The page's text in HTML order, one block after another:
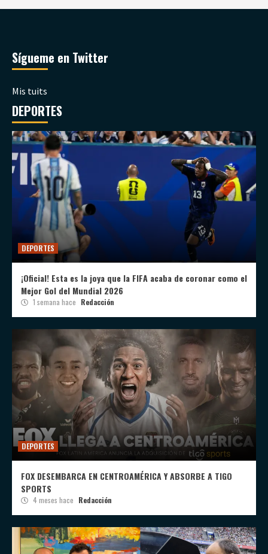
Sígueme en Twitter
Mis tuits
DEPORTES
DEPORTES
¡Oficial! Esta es la joya que la FIFA acaba de coronar como el
Mejor Gol del Mundial 2026
1 semana hace Redacción
DEPORTES
FOX DESEMBARCA EN CENTROAMÉRICA Y ABSORBE A TIGO
SPORTS
4 meses hace Redacción